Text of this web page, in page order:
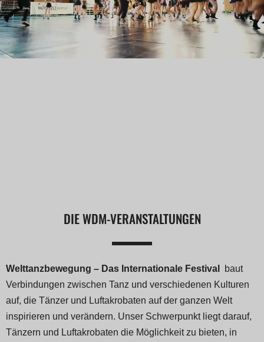
DIE WDM-VERANSTALTUNGEN
Welttanzbewegung – Das Internationale Festival
baut
Verbindungen zwischen Tanz und verschiedenen Kulturen
auf, die Tänzer und Luftakrobaten auf der ganzen Welt
inspirieren und verändern. Unser Schwerpunkt liegt darauf,
Tänzern und Luftakrobaten die Möglichkeit zu bieten, in